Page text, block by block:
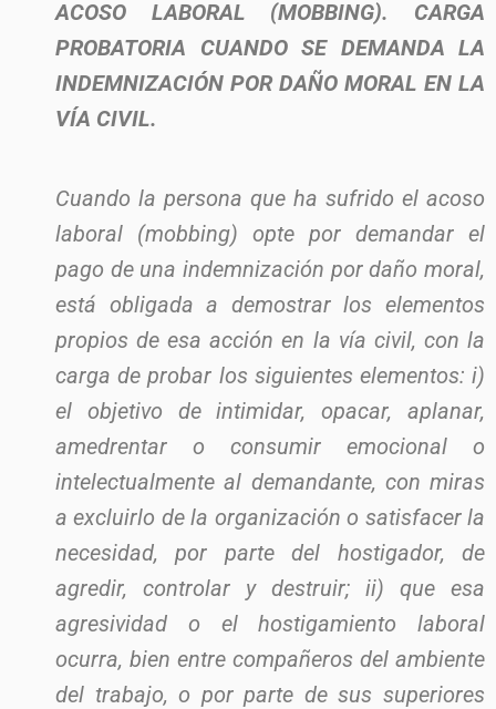
ACOSO LABORAL (MOBBING). CARGA
PROBATORIA CUANDO SE DEMANDA LA
INDEMNIZACIÓN POR DAÑO MORAL EN LA
VÍA CIVIL.
Cuando la persona que ha sufrido el acoso
laboral (mobbing) opte por demandar el
pago de una indemnización por daño moral,
está obligada a demostrar los elementos
propios de esa acción en la vía civil, con la
carga de probar los siguientes elementos: i)
el objetivo de intimidar, opacar, aplanar,
amedrentar o consumir emocional o
intelectualmente al demandante, con miras
a excluirlo de la organización o satisfacer la
necesidad, por parte del hostigador, de
agredir, controlar y destruir; ii) que esa
agresividad o el hostigamiento laboral
ocurra, bien entre compañeros del ambiente
del trabajo, o por parte de sus superiores